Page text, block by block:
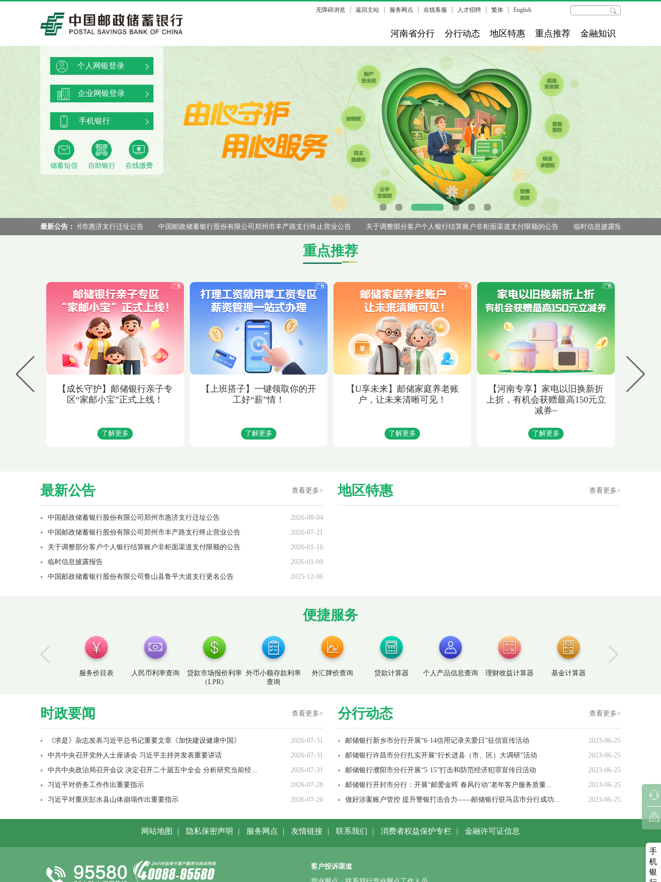
无障碍浏览 返回主站 服务网点 在线客服 人才招聘 繁体 English
河南省分行 分行动态 地区特惠 重点推荐 金融知识
最新公告：
行股份有限公司郑州市惠济支行迁址公告 中国邮政储蓄银行股份有限公司郑州市丰产路支行终止营业公告 关于调整部分客户个人银行结算账户非柜面渠道支付限额的公告 临时信息披露报告
个人网银登录
企业网银登录
手机银行
储蓄短信 自助银行 在线缴费
重点推荐
换新折
【成长守护】邮储银行亲子专
区“家邮小宝”正式上线！
了解更多
【上班搭子】一键领取你的开
工好“薪”情！
了解更多
【U享未来】邮储家庭养老账
户，让未来清晰可见！
了解更多
【河南专享】家电以旧换新折
上折，有机会获赠最高150元立
减券~
了解更多
【成长
最新公告 查看更多>
中国邮政储蓄银行股份有限公司郑州市惠济支行迁址公告
2026-08-04
中国邮政储蓄银行股份有限公司郑州市丰产路支行终止营业公告
2026-07-21
关于调整部分客户个人银行结算账户非柜面渠道支付限额的公告
2026-01-16
临时信息披露报告
2026-01-09
中国邮政储蓄银行股份有限公司鲁山县鲁平大道支行更名公告
2025-12-06
地区特惠 查看更多>
便捷服务
服务价目表 人民币利率查询
贷款市场报价利率
（LPR）
外币小额存款利率
查询
外汇牌价查询 贷款计算器 个人产品信息查询 理财收益计算器 基金计算器
时政要闻 查看更多>
《求是》杂志发表习近平总书记重要文章《加快建设健康中国》
2026-07-31
中共中央召开党外人士座谈会 习近平主持并发表重要讲话
2026-07-31
中共中央政治局召开会议 决定召开二十届五中全会 分析研究当前经...
2026-07-31
习近平对侨务工作作出重要指示
2026-07-28
习近平对重庆彭水县山体崩塌作出重要指示
2026-07-20
分行动态 查看更多>
邮储银行新乡市分行开展“6·14信用记录关爱日”征信宣传活动
2023-06-25
邮储银行许昌市分行扎实开展“行长进县（市、区）大调研”活动
2023-06-25
邮储银行濮阳市分行开展“5·15”打击和防范经济犯罪宣传日活动
2023-06-25
邮储银行开封市分行：开展“邮爱金晖 春风行动”老年客户服务质量...
2023-06-25
做好涉案账户管控 提升警银打击合力——邮储银行驻马店市分行成功...
2023-06-25
网站地图 | 隐私保密声明 | 服务网点 | 友情链接 | 联系我们 | 消费者权益保护专栏 | 金融许可证信息
客户投诉渠道
手
机
银